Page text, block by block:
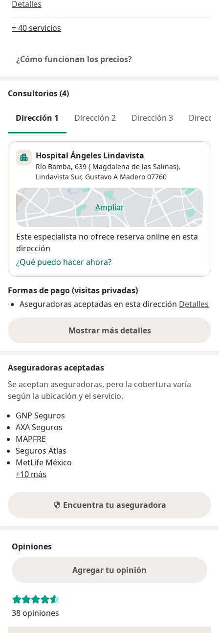
Detalles
+ 40 servicios
¿Cómo funcionan los precios?
Consultorios (4)
Dirección 1 Dirección 2 Dirección 3
Hospital Ángeles Lindavista
Río Bamba, 639 ( Magdalena de las Salinas),
Lindavista Sur, Gustavo A Madero 07760
Ampliarse abre en una nueva
Disponibilidad
Este especialista no ofrece reserva online en esta
dirección
¿Qué puedo hacer ahora?
Formas de pago (visitas privadas)
Aseguradoras aceptadas en esta dirección Detalles
Mostrar más detalles
sobre la dirección
Aseguradoras aceptadas
Se aceptan aseguradoras, pero la cobertura varía
según la ubicación y el servicio.
GNP Seguros
AXA Seguros
MAPFRE
Seguros Atlas
MetLife México
+10 más
Encuentra tu aseguradora
Opiniones
Agregar tu opinión
38 opiniones